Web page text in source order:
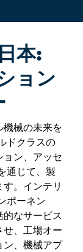
本:
ョン
機械の未来を
ドクラスの
ン、アッセ
通じて、製
。インテリ
ポーネン
的なサービス
せ、工場オー
ン、機械アプ